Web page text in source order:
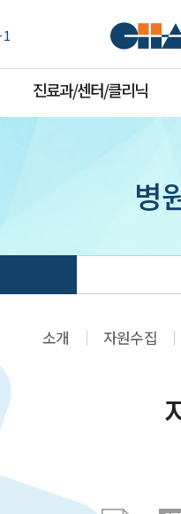
진료과/센터/클리닉
병
소개 자원수집